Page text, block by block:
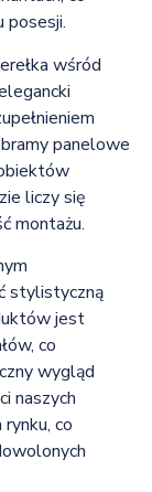
posesji.
wśród
panelowe
liczy się
montażu.
stylistyczną
jest
co
wygląd
naszych
co